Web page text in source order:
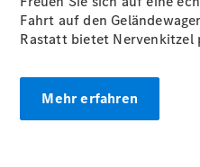
Fahrt auf den
Rastatt bietet Nervenkitzel
Mehr erfahren